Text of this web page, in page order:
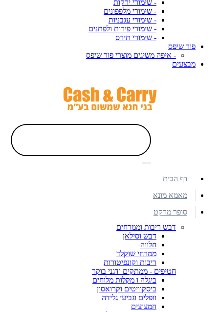
- שימורי ירקות
- שימורי מלפפונים
- שימורי עגבניות
- שימורי פירות ולפתנים
- שימורי תירס
פור שיפס
- איפה משיגים מוצרי פור שיפס
מבצעים
דף הבית
מאמא מונא
סופר מרקט
דבש ריבות וממרחים
דבש וסילאן
חלווה
ממרחי שוקלד
ריבות וקונפיטורות
חטיפים - ממתקים ודגני בוקר
ביגלה ו מקלות מלוחים
ביסקוויטים וקרואסון
וופלים וגביעי גלידה
חמצוצים